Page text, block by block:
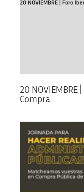
20 NOVIEMBRE | Foro
20
Compra ...